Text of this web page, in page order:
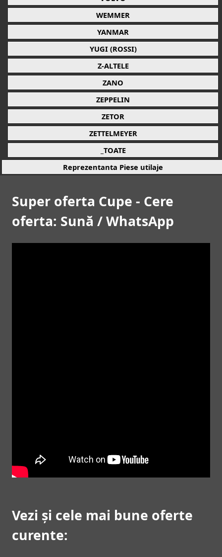
WEMMER
YANMAR
YUGI (ROSSI)
Z-ALTELE
ZANO
ZEPPELIN
ZETOR
ZETTELMEYER
_TOATE
Reprezentanta Piese utilaje
Super oferta Cupe - Cere
oferta: Sună / WhatsApp
Vezi și cele mai bune oferte
curente: